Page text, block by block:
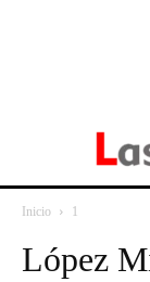
Inicio 1
López